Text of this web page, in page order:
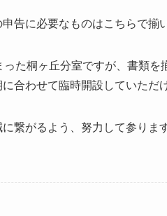
告に必要なものはこちらで揃
た桐ヶ丘分室ですが、書類
合わせて臨時開設していただ
繋がるよう、努力して参ります